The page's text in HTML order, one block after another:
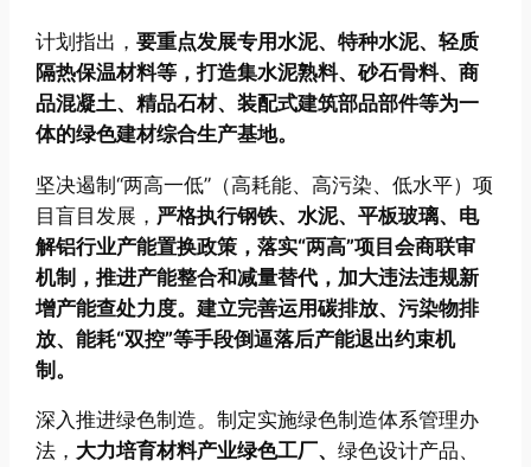
计划指出，要重点发展专用水泥、特种水泥、轻质
隔热保温材料等，打造集水泥熟料、砂石骨料、商
品混凝土、精品石材、装配式建筑部品部件等为一
体的绿色建材综合生产基地。
坚决遏制“两高一低”（高耗能、高污染、低水平）项
目盲目发展， 严格执行钢铁、水泥、平板玻璃、电
解铝行业产能置换政策，落实“两高”项目会商联审
机制，推进产能整合和减量替代，加大违法违规新
增产能查处力度。建立完善运用碳排放、污染物排
放、能耗“双控”等手段倒逼落后产能退出约束机
制。
深入推进绿色制造。制定实施绿色制造体系管理办
法， 大力培育材料产业绿色工厂、绿色设计产品、